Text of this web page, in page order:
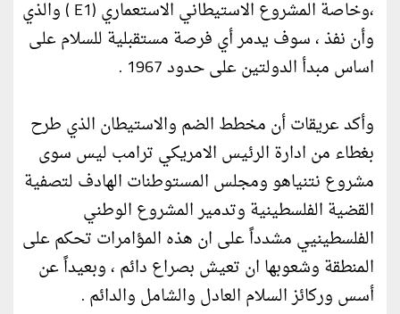
،وخاصة المشروع الاستيطاني الاستعماري (E1 ) والذي
وأن نفذ ، سوف يدمر أي فرصة مستقبلية للسلام على
اساس مبدأ الدولتين على حدود 1967 .
وأكد عريقات أن مخطط الضم والاستيطان الذي طرح
بغطاء من ادارة الرئيس الامريكي ترامب ليس سوى
مشروع نتنياهو ومجلس المستوطنات الهادف لتصفية
القضية الفلسطينية وتدمير المشروع الوطني
الفلسطينيي مشدداً على ان هذه المؤامرات تحكم على
المنطقة وشعوبها ان تعيش بصراع دائم ، وبعيداً عن
أسس وركائز السلام العادل والشامل والدائم .